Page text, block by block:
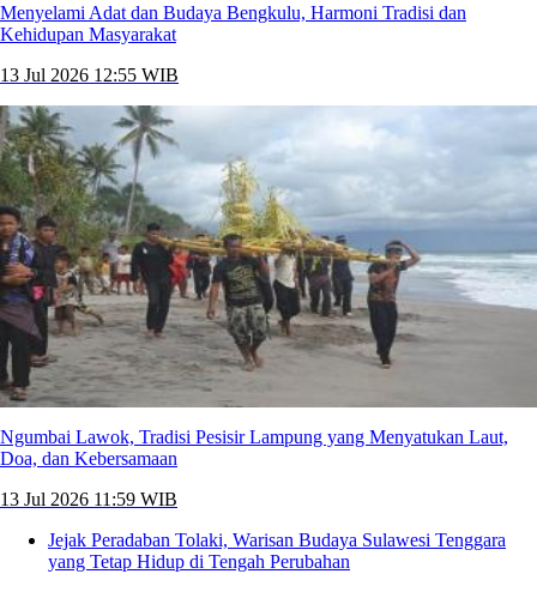
Menyelami Adat dan Budaya Bengkulu, Harmoni Tradisi dan
Kehidupan Masyarakat
13 Jul 2026 12:55 WIB
Ngumbai Lawok, Tradisi Pesisir Lampung yang Menyatukan Laut,
Doa, dan Kebersamaan
13 Jul 2026 11:59 WIB
Jejak Peradaban Tolaki, Warisan Budaya Sulawesi Tenggara
yang Tetap Hidup di Tengah Perubahan